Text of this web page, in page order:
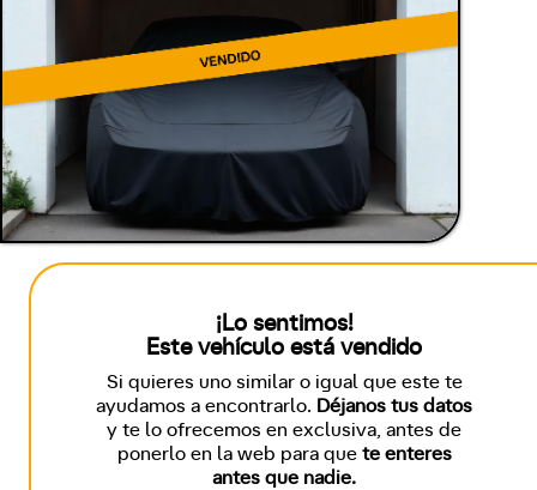
¡Lo sentimos!
Este vehículo está vendido
Si quieres uno similar o igual que este te
ayudamos a encontrarlo. Déjanos tus datos
y te lo ofrecemos en exclusiva, antes de
ponerlo en la web para que te enteres
antes que nadie.